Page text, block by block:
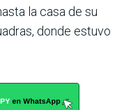
la casa de su
donde estuvo